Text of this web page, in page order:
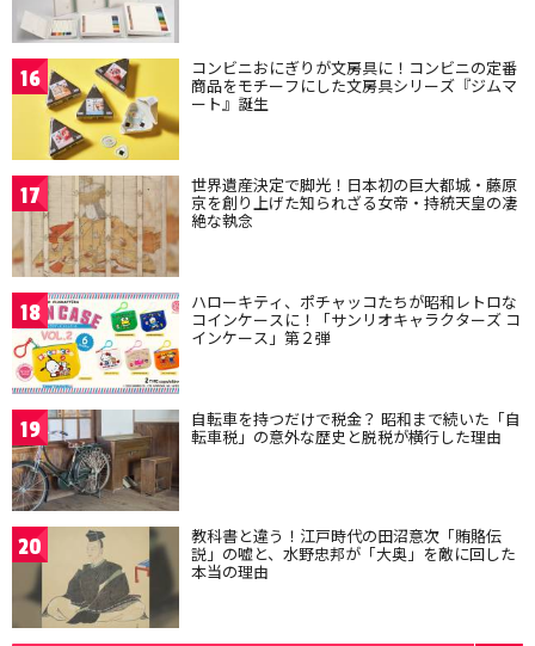
16 コンビニおにぎりが文房具に！コンビニの定番
商品をモチーフにした文房具シリーズ『ジムマ
ート』誕生
17 世界遺産決定で脚光！日本初の巨大都城・藤原
京を創り上げた知られざる女帝・持統天皇の凄
絶な執念
18 ハローキティ、ポチャッコたちが昭和レトロな
コインケースに！「サンリオキャラクターズ コ
インケース」第２弾
19 自転車を持つだけで税金？ 昭和まで続いた「自
転車税」の意外な歴史と脱税が横行した理由
20 教科書と違う！江戸時代の田沼意次「賄賂伝
説」の嘘と、水野忠邦が「大奥」を敵に回した
本当の理由